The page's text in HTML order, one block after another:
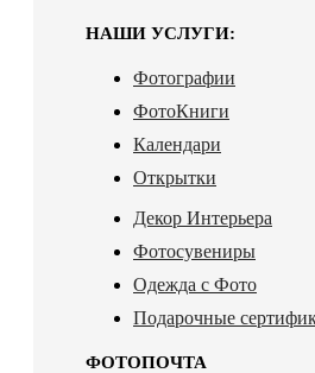
НАШИ УСЛУГИ:
Фотографии
ФотоКниги
Календари
Открытки
Декор Интерьера
Фотосувениры
Одежда с Фото
Подарочные
ФОТОПОЧТА